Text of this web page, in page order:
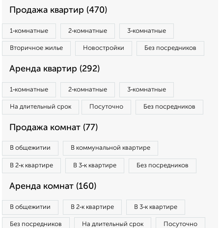
Продажа квартир (470)
1‑комнатные 2‑комнатные 3‑комнатные
Вторичное жилье Новостройки Без посредников
Аренда квартир (292)
1‑комнатные 2‑комнатные 3‑комнатные
На длительный срок Посуточно Без посредников
Продажа комнат (77)
В общежитии В коммунальной квартире
В 2‑к квартире В 3‑к квартире Без посредников
Аренда комнат (160)
В общежитии В 2‑к квартире В 3‑к квартире
Без посредников На длительный срок Посуточно